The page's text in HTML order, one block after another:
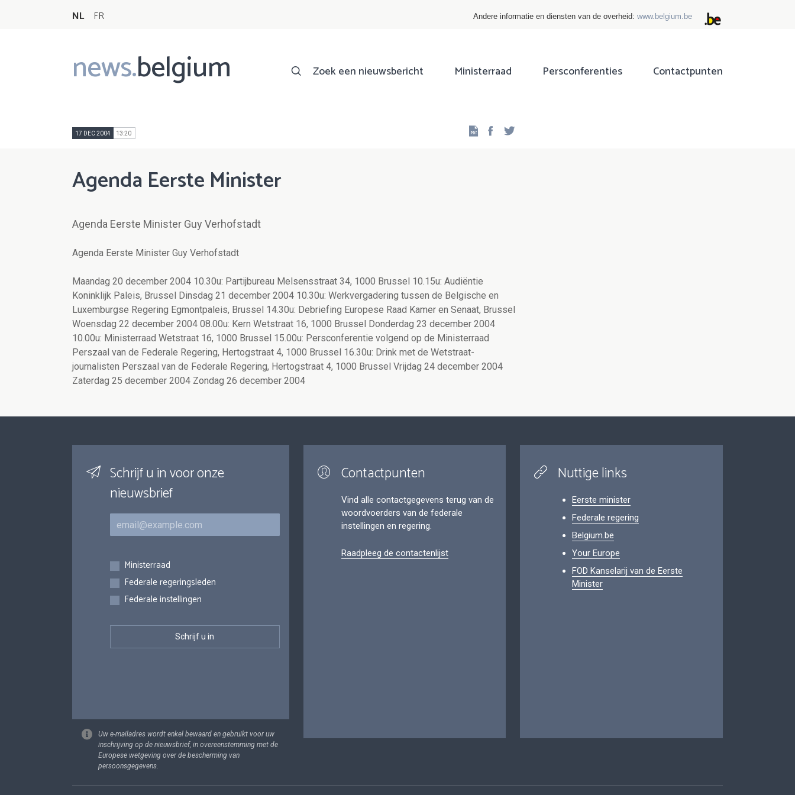
NL FR Andere informatie en diensten van de overheid: www.belgium.be
news.belgium
Main
navigation
Zoek een nieuwsbericht Ministerraad Persconferenties Contactpunten
17 DEC 2004 13:20 Facebook
Agenda Eerste Minister
Agenda Eerste Minister Guy Verhofstadt
Agenda Eerste Minister Guy Verhofstadt
Maandag 20 december 2004 10.30u: Partijbureau Melsensstraat 34, 1000 Brussel 10.15u: Audiëntie
Koninklijk Paleis, Brussel Dinsdag 21 december 2004 10.30u: Werkvergadering tussen de Belgische en
Luxemburgse Regering Egmontpaleis, Brussel 14.30u: Debriefing Europese Raad Kamer en Senaat, Brussel
Woensdag 22 december 2004 08.00u: Kern Wetstraat 16, 1000 Brussel Donderdag 23 december 2004
10.00u: Ministerraad Wetstraat 16, 1000 Brussel 15.00u: Persconferentie volgend op de Ministerraad
Perszaal van de Federale Regering, Hertogstraat 4, 1000 Brussel 16.30u: Drink met de Wetstraat-
journalisten Perszaal van de Federale Regering, Hertogstraat 4, 1000 Brussel Vrijdag 24 december 2004
Zaterdag 25 december 2004 Zondag 26 december 2004
Schrijf u in voor onze
nieuwsbrief
E-mail
Inschrijvingen
Ministerraad
Federale regeringsleden
Federale instellingen
Uw e-mailadres wordt enkel bewaard en gebruikt voor uw
inschrijving op de nieuwsbrief, in overeenstemming met de
Europese wetgeving over de bescherming van
persoonsgegevens.
Contactpunten
Vind alle contactgegevens terug van de
woordvoerders van de federale
instellingen en regering.
Raadpleeg de contactenlijst
Nuttige links
Eerste minister
Federale regering
Belgium.be
Your Europe
FOD Kanselarij van de Eerste
Minister